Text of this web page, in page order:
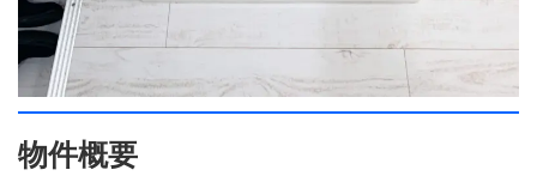
物件概要